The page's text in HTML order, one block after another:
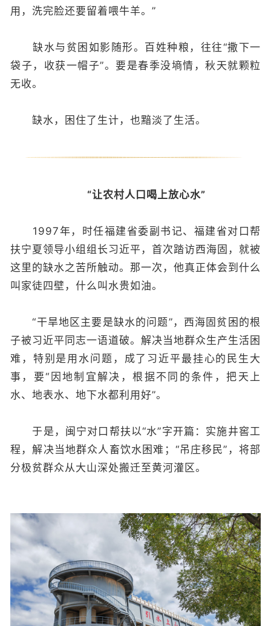
用，洗完脸还要留着喂牛羊。”
缺水与贫困如影随形。百姓种粮，往往“撒下一
袋子，收获一帽子”。要是春季没墒情，秋天就颗粒
无收。
缺水，困住了生计，也黯淡了生活。
“让农村人口喝上放心水”
1997年，时任福建省委副书记、福建省对口帮
扶宁夏领导小组组长习近平，首次踏访西海固，就被
这里的缺水之苦所触动。那一次，他真正体会到什么
叫家徒四壁，什么叫水贵如油。
“干旱地区主要是缺水的问题”，西海固贫困的根
子被习近平同志一语道破。解决当地群众生产生活困
难，特别是用水问题，成了习近平最挂心的民生大
事，要“因地制宜解决，根据不同的条件，把天上
水、地表水、地下水都利用好”。
于是，闽宁对口帮扶以“水”字开篇：实施井窖工
程，解决当地群众人畜饮水困难；“吊庄移民”，将部
分极贫群众从大山深处搬迁至黄河灌区。